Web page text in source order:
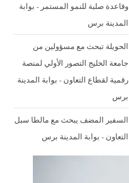
وقاعدة صلبة للنمو المستمر - بوابة
المدينة برس
الحويلة تبحث مع مسؤولين من
جامعة الخليج التصور الأولي لمنصة
رقمية لقطاع التعاون - بوابة المدينة
برس
السفير المضف يبحث مع مالطا سبل
التعاون - بوابة المدينة برس